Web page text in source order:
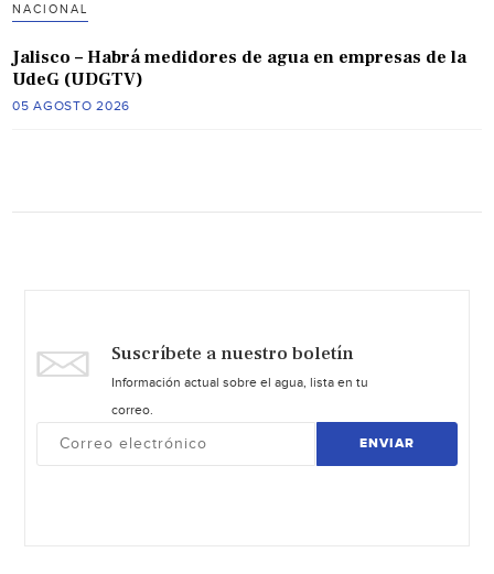
NACIONAL
Jalisco – Habrá medidores de agua en empresas de la
UdeG (UDGTV)
05 AGOSTO 2026
Suscríbete a nuestro boletín
Información actual sobre el agua, lista en tu
correo.
ENVIAR